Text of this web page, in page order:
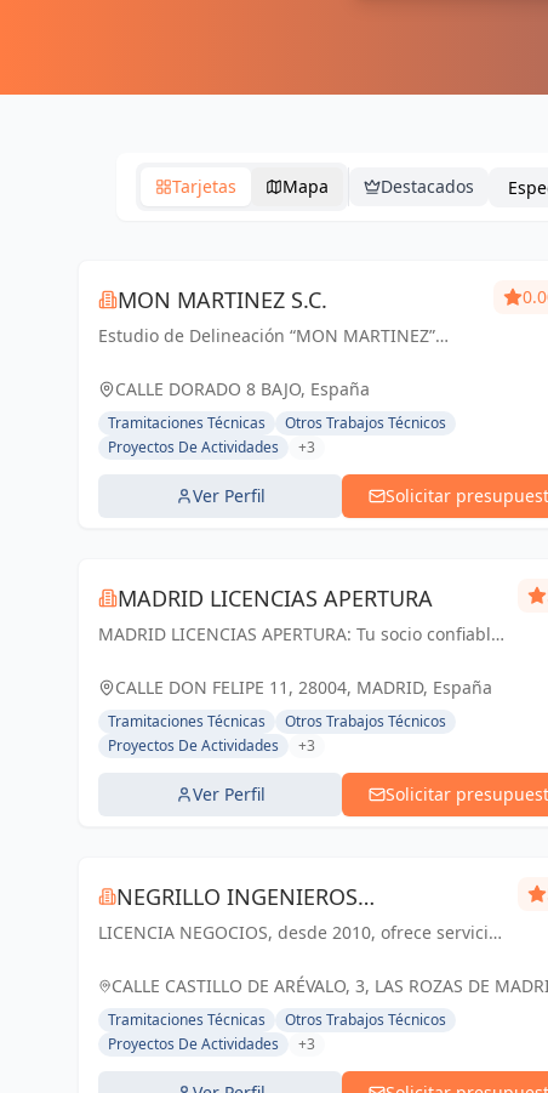
Tarjetas Mapa Destacados
MON MARTINEZ S.C.
Estudio de Delineación “MON MARTINEZ”
25 años de experiencia. Entendemos nuestro
trabajo, como parte importante de un trabajo...
CALLE DORADO 8 BAJO, España
Tramitaciones Técnicas
Otros Trabajos Técnicos
Proyectos De Actividades
+3
Ver Perfil Solicitar
MADRID LICENCIAS APERTURA
MADRID LICENCIAS APERTURA: Tu socio confiable
Madrid. Cumplimos tus expectativas.
CALLE DON FELIPE 11, 28004, MADRID, España
Tramitaciones Técnicas
Otros Trabajos Técnicos
Proyectos De Actividades
+3
Ver Perfil Solicitar
NEGRILLO INGENIEROS
CONSULTORES SL
LICENCIA NEGOCIOS, desde 2010, ofrece servicios
enfoque personalizado y eficaz, nuestro equipo
CALLE CASTILLO DE ARÉVALO, 3, LAS ROZAS DE
ESPAÑA, España
Tramitaciones Técnicas
Otros Trabajos Técnicos
Proyectos De Actividades
+3